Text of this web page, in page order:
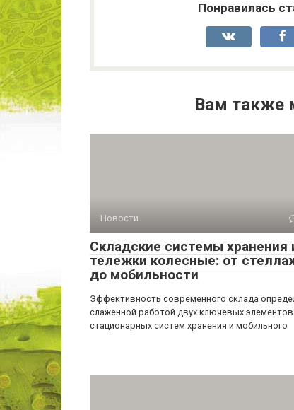
Понравилась
Вам также
Новости
Складские системы хранения
тележки колесные: от
до мобильности
Эффективность современного склада
слаженной работой двух ключевых
стационарных систем хранения и мобильного